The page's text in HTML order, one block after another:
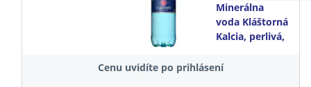
Minerálna
voda Kláštorná
Kalcia, perlivá,
kusov
Cenu uvidíte po prihlásení